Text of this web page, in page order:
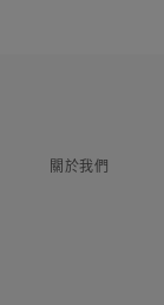
關於我們